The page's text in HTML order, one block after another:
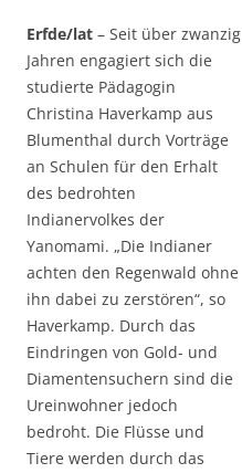
Erfde/lat – Seit über zwanzig
Jahren engagiert sich die
studierte Pädagogin
Christina Haverkamp aus
Blumenthal durch Vorträge
an Schulen für den Erhalt
des bedrohten
Indianervolkes der
Yanomami. „Die Indianer
achten den Regenwald ohne
ihn dabei zu zerstören“, so
Haverkamp. Durch das
Eindringen von Gold- und
Diamentensuchern sind die
Ureinwohner jedoch
bedroht. Die Flüsse und
Tiere werden durch das